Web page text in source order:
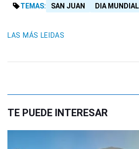
TEMAS: SAN JUAN DIA
LAS MÁS LEIDAS
TE PUEDE INTERESAR